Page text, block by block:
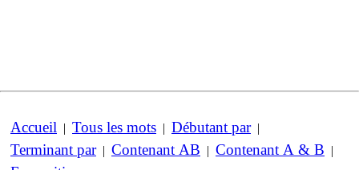
Accueil | Tous les mots | Débutant par|
Terminant par| Contenant AB | Contenant A & B |